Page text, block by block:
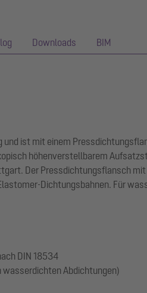
Downloads BIM
ist mit einem
höhenverstellbarem
Der Pressdichtungsflansch
Dichtungsbahnen. Für
DIN 18534
wasserdichten Abdichtungen)